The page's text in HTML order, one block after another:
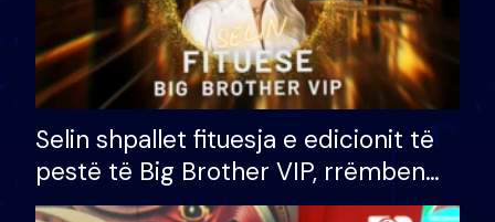
Selin shpallet fituesja e edicionit të
pestë të Big Brother VIP, rrëmben
çmimin e madh prej 100 mijë eurosh